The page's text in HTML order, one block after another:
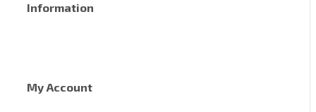
Information
My Account